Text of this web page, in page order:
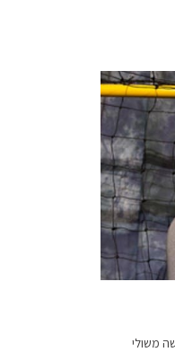
משולי